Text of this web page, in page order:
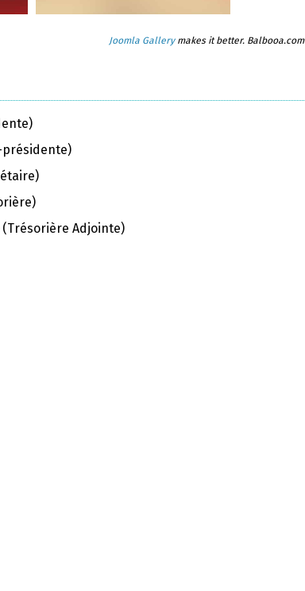
Joomla Gallerymakes it better. Balbooa.com
présidente)
Adjointe)